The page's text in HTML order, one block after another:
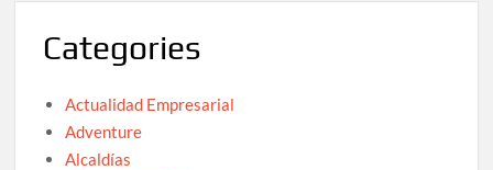
Categories
Actualidad Empresarial
Adventure
Alcaldías